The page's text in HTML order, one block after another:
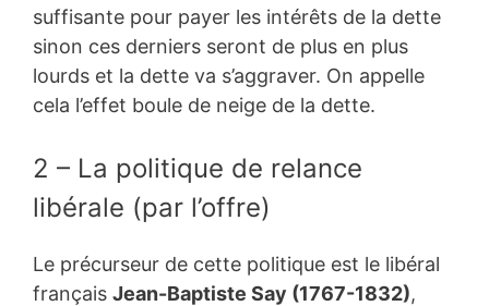
suffisante pour payer les intérêts de la dette
sinon ces derniers seront de plus en plus
lourds et la dette va s’aggraver. On appelle
cela l’effet boule de neige de la dette.
2 – La politique de relance
libérale (par l’offre)
Le précurseur de cette politique est le libéral
français Jean-Baptiste Say (1767-1832),